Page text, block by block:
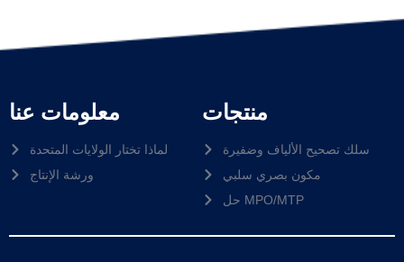
معلومات عنا
لماذا تختار الولايات المتحدة
ورشة الإنتاج
منتجات
سلك تصحيح الألياف وضفيرة
مكون بصري سلبي
حل MPO/MTP